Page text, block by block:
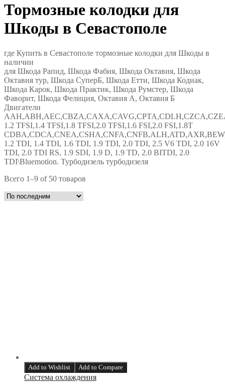
Тормозные колодки для
Шкоды в Севастополе
где Купить в Севастополе тормозные колодки для Шкоды в
наличии
для Шкода Рапид, Шкода Фабия, Шкода Октавия, Шкода
Октавия тур, Шкода СуперБ, Шкода Етти, Шкода Кодиак,
Шкода Карок, Шкода Практик, Шкода Румстер, Шкода
Фаворит, Шкода Фелиция, Октавия А, Октавия Б
Двигатели
1.2 TFSI,1.4 TFSI,1.8 TFSI,2.0 TFSI,1.6 FSI,2.0 FSI,1.8T
1.2 TDI, 1.4 TDI, 1.6 TDI, 1.9 TDI, 2.0 TDI, 2.5 V6 TDI, 2.0 16V
TDI, 2.0 TDI RS, 1.9 SDI, 1.9 D, 1.9 TD, 2.0 BITDI, 2.0
TDI\Bluemotion. Турбодизель турбодизеля
Всего 1–9 of 50 товаров
Add to Wishlist Add to Compare
Система охлаждения